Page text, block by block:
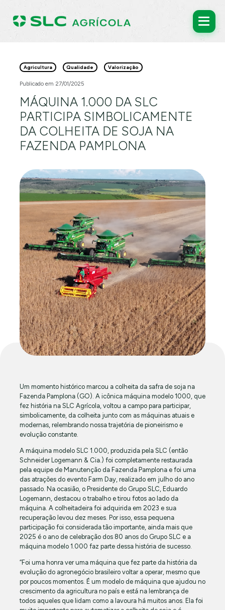
Agricultura Qualidade Valorização
Publicado em 27/01/2025
MÁQUINA 1.000 DA SLC
PARTICIPA SIMBOLICAMENTE
DA COLHEITA DE SOJA NA
FAZENDA PAMPLONA
Um momento histórico marcou a colheita da safra de soja na
Fazenda Pamplona (GO). A icônica máquina modelo 1000, que
fez história na SLC Agrícola, voltou a campo para participar,
simbolicamente, da colheita junto com as máquinas atuais e
modernas, relembrando nossa trajetória de pioneirismo e
evolução constante.
A máquina modelo SLC 1.000, produzida pela SLC (então
Schneider Logemann & Cia.) foi completamente restaurada
pela equipe de Manutenção da Fazenda Pamplona e foi uma
das atrações do evento Farm Day, realizado em julho do ano
passado. Na ocasião, o Presidente do Grupo SLC, Eduardo
Logemann, destacou o trabalho e tirou fotos ao lado da
máquina. A colheitadeira foi adquirida em 2023 e sua
recuperação levou dez meses. Por isso, essa pequena
participação foi considerada tão importante, ainda mais que
2025 é o ano de celebração dos 80 anos do Grupo SLC e a
máquina modelo 1.000 faz parte dessa história de sucesso.
“Foi uma honra ver uma máquina que fez parte da história da
evolução do agronegócio brasileiro voltar a operar, mesmo que
por poucos momentos. É um modelo de máquina que ajudou no
crescimento da agricultura no país e está na lembrança de
todos aqueles que lidam como a lavoura há muitos anos. Ela foi